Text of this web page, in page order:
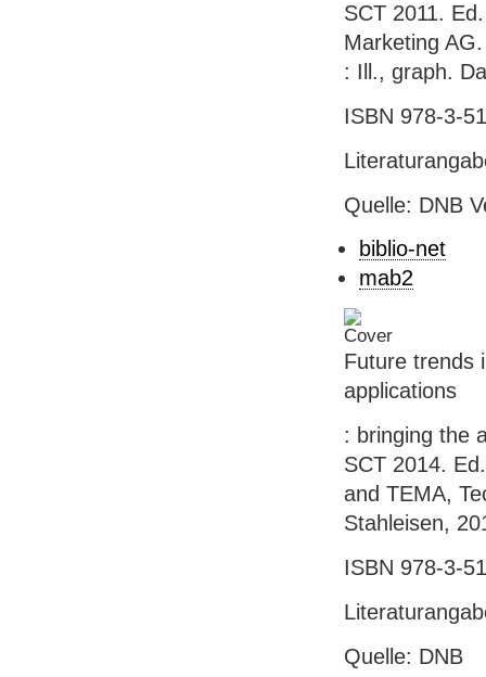
SCT 2011.
Marketing
: Ill., graph.
ISBN 978-3-
Quelle: DNB
biblio-net
mab2
Future trends
applications
: bringing the
SCT 2014.
and TEMA,
Stahleisen,
ISBN 978-3-
Quelle: DNB